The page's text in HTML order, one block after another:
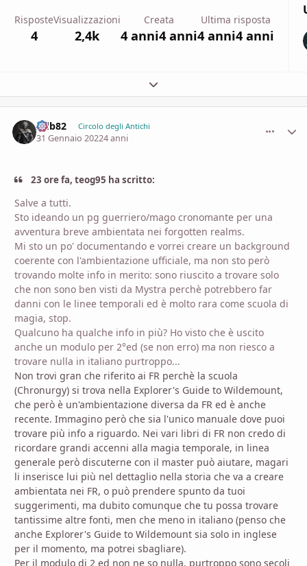
Risposte
4
Visualizzazioni
2,4k
Creata
4 anni4 anni
Ultima risposta
4 anni4 anni
Espandi panoramica del topic
Adb82 Circolo degli Antichi
31 Gennaio 20224 anni
23 ore fa, teog95 ha scritto:
Salve a tutti.
Sto ideando un pg guerriero/mago cronomante per una
avventura breve ambientata nei forgotten realms.
Mi sto un po' documentando e vorrei creare un background
coerente con l'ambientazione ufficiale, ma non sto però
trovando molte info in merito: sono riuscito a trovare solo
che non sono ben visti da Mystra perchè potrebbero far
danni con le linee temporali ed è molto rara come scuola di
magia, stop.
Qualcuno ha qualche info in più? Ho visto che è uscito
anche un modulo per 2°ed (se non erro) ma non riesco a
trovare nulla in italiano purtroppo...
Non trovi gran che riferito ai FR perchè la scuola
(Chronurgy) si trova nella Explorer's Guide to Wildemount,
che però è un'ambientazione diversa da FR ed è anche
recente. Immagino però che sia l'unico manuale dove puoi
trovare più info a riguardo. Nei vari libri di FR non credo di
ricordare grandi accenni alla magia temporale, in linea
generale però discuterne con il master può aiutare, magari
li inserisce lui più nel dettaglio nella storia che va a creare
ambientata nei FR, o può prendere spunto da tuoi
suggerimenti, ma dubito comunque che tu possa trovare
tantissime altre fonti, men che meno in italiano (penso che
anche Explorer's Guide to Wildemount sia solo in inglese
per il momento, ma potrei sbagliare).
Per il modulo di 2 ed non ne so nulla, purtroppo sono secoli